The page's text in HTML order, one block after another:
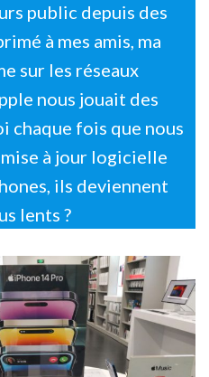
public depuis des
à mes amis, ma
sur les réseaux
nous jouait des
chaque fois que nous
à jour logicielle
ils deviennent
lents ?